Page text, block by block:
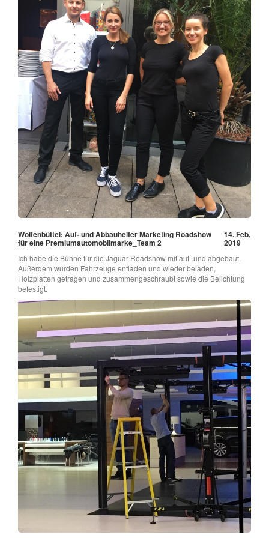
Wolfenbüttel: Auf- und Abbauhelfer Marketing Roadshow
für eine Premiumautomobilmarke_Team 2
14. Feb,
2019
Ich habe die Bühne für die Jaguar Roadshow mit auf- und abgebaut.
Außerdem wurden Fahrzeuge entladen und wieder beladen,
Holzplatten getragen und zusammengeschraubt sowie die Belichtung
befestigt.